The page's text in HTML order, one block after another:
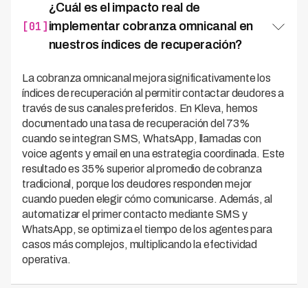
[01]
¿Cuál es el impacto real de
implementar cobranza omnicanal en
nuestros índices de recuperación?
La cobranza omnicanal mejora significativamente los
índices de recuperación al permitir contactar deudores a
través de sus canales preferidos. En Kleva, hemos
documentado una tasa de recuperación del 73%
cuando se integran SMS, WhatsApp, llamadas con
voice agents y email en una estrategia coordinada. Este
resultado es 35% superior al promedio de cobranza
tradicional, porque los deudores responden mejor
cuando pueden elegir cómo comunicarse. Además, al
automatizar el primer contacto mediante SMS y
WhatsApp, se optimiza el tiempo de los agentes para
casos más complejos, multiplicando la efectividad
operativa.